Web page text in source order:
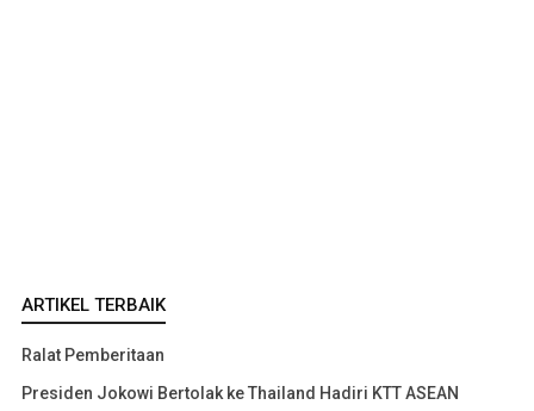
ARTIKEL TERBAIK
Ralat Pemberitaan
Presiden Jokowi Bertolak ke Thailand Hadiri KTT ASEAN